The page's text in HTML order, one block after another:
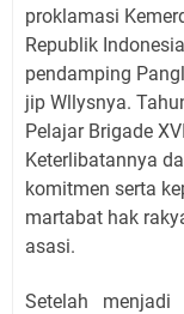
proklamasi
Republik
pendamping
jip Wllysnya.
Pelajar Brigade
Keterlibatannya
komitmen serta
martabat hak
asasi.
Setelah